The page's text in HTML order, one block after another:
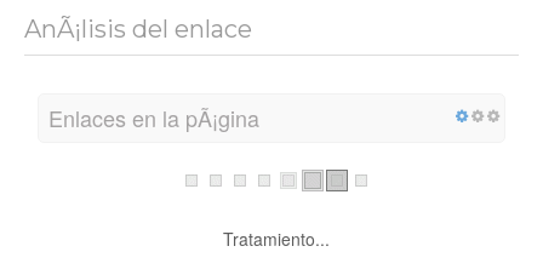
AnÃ¡lisis del enlace
Enlaces en la pÃ¡gina
Tratamiento...